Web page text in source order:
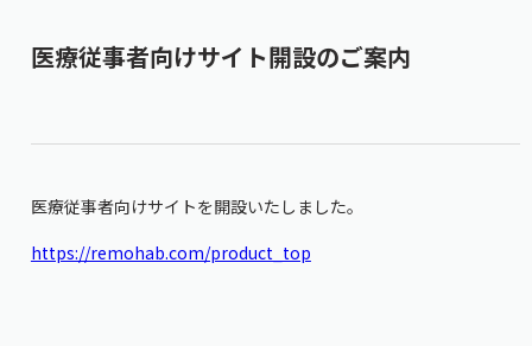
医療従事者向けサイト開設のご案内
医療従事者向けサイトを開設いたしました。
https://remohab.com/product_top